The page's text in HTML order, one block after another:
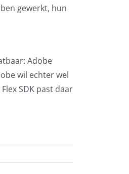
gewerkt, hun
Adobe
wil echter wel
SDK past daar